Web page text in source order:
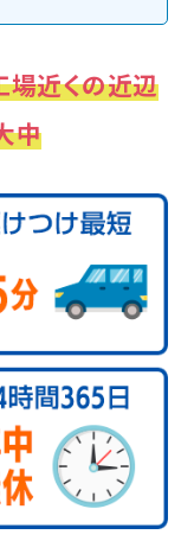
場近くの近辺
中